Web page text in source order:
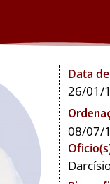
Data
26/01/
08/07/